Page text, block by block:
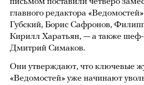
главного редактора
Губский, Борис Сафронов,
Кирилл Харатьян, — а также шеф-
Дмитрий Симаков.
Они утверждают, что ключевые
«Ведомостей» уже начинают